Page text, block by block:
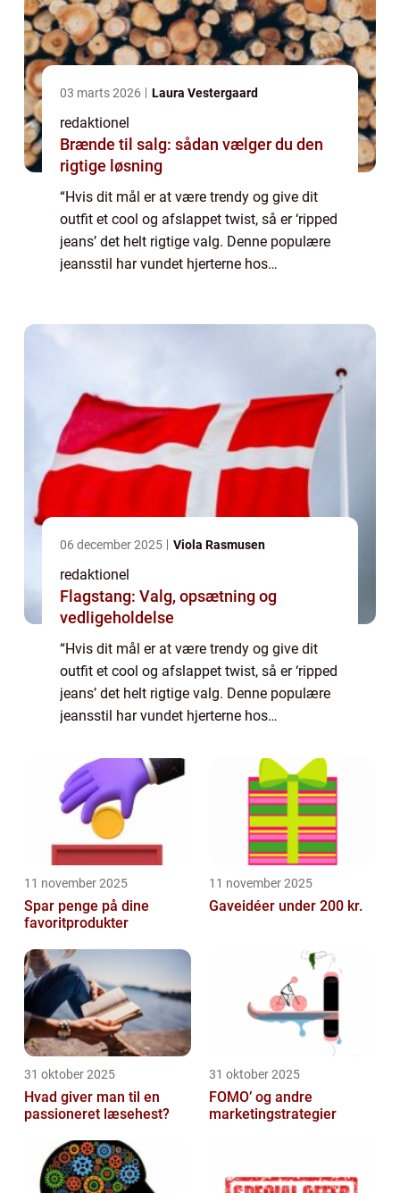
03 marts 2026 Laura Vestergaard
redaktionel
Brænde til salg: sådan vælger du den
rigtige løsning
“Hvis dit mål er at være trendy og give dit
outfit et cool og afslappet twist, så er ‘ripped
jeans’ det helt rigtige valg. Denne populære
jeansstil har vundet hjerterne hos
06 december 2025 Viola Rasmusen
redaktionel
Flagstang: Valg, opsætning og
vedligeholdelse
“Hvis dit mål er at være trendy og give dit
outfit et cool og afslappet twist, så er ‘ripped
jeans’ det helt rigtige valg. Denne populære
jeansstil har vundet hjerterne hos
hele verden. Me...
11 november 2025
Spar penge på dine
favoritprodukter
11 november 2025
Gaveidéer under 200 kr.
31 oktober 2025
Hvad giver man til en
passioneret læsehest?
31 oktober 2025
FOMO’ og andre
marketingstrategier